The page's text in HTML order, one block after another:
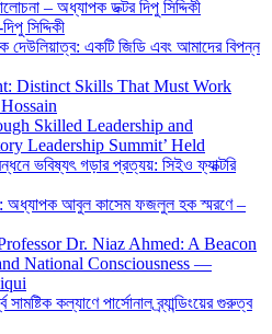
– অধ্যাপক ডক্টর দিপু সিদ্দিকী
সিদ্দিকী
দেউলিয়াত্ব: একটি জিডি এবং আমাদের বিপন্ন
Distinct Skills That Must Work
Skilled Leadership and
Leadership Summit’ Held
ভবিষ্যৎ গড়ার প্রত্যয়: সিইও ফ্যাক্টরি
অধ্যাপক আবুল কাসেম ফজলুল হক স্মরণে –
Dr. Niaz Ahmed: A Beacon
National Consciousness —
কল্যাণে পার্সোনাল ব্র্যান্ডিংয়ের গুরুত্ব